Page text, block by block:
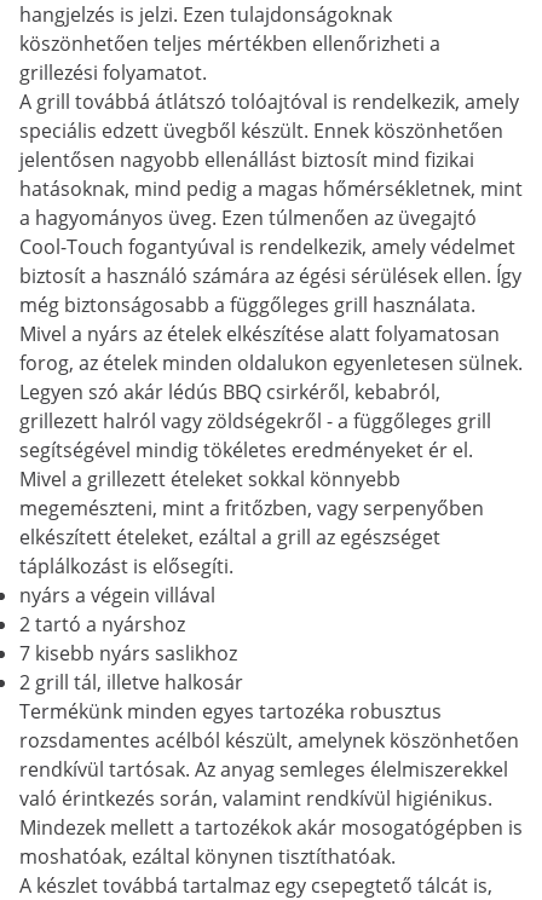
hangjelzés is jelzi. Ezen tulajdonságoknak
köszönhetően teljes mértékben ellenőrizheti a
grillezési folyamatot.
A grill továbbá átlátszó tolóajtóval is rendelkezik, amely
speciális edzett üvegből készült. Ennek köszönhetően
jelentősen nagyobb ellenállást biztosít mind fizikai
hatásoknak, mind pedig a magas hőmérsékletnek, mint
a hagyományos üveg. Ezen túlmenően az üvegajtó
Cool-Touch fogantyúval is rendelkezik, amely védelmet
biztosít a használó számára az égési sérülések ellen. Így
még biztonságosabb a függőleges grill használata.
Mivel a nyárs az ételek elkészítése alatt folyamatosan
forog, az ételek minden oldalukon egyenletesen sülnek.
Legyen szó akár lédús BBQ csirkéről, kebabról,
grillezett halról vagy zöldségekről - a függőleges grill
segítségével mindig tökéletes eredményeket ér el.
Mivel a grillezett ételeket sokkal könnyebb
megemészteni, mint a fritőzben, vagy serpenyőben
elkészített ételeket, ezáltal a grill az egészséget
táplálkozást is elősegíti.
nyárs a végein villával
2 tartó a nyárshoz
7 kisebb nyárs saslikhoz
2 grill tál, illetve halkosár
Termékünk minden egyes tartozéka robusztus
rozsdamentes acélból készült, amelynek köszönhetően
rendkívül tartósak. Az anyag semleges élelmiszerekkel
való érintkezés során, valamint rendkívül higiénikus.
Mindezek mellett a tartozékok akár mosogatógépben is
moshatóak, ezáltal könynen tisztíthatóak.
A készlet továbbá tartalmaz egy csepegtető tálcát is,